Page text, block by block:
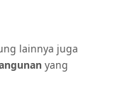
lainnya juga
yang